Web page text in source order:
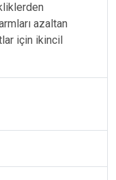
azaltan
için ikincil